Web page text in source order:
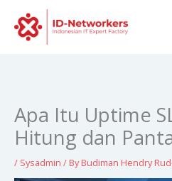
content
Apa Itu Uptime
Hitung dan
/ Sysadmin / ByBudiman Hendry